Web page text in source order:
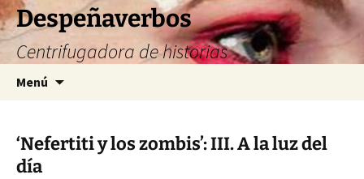
Saltar
al
contenido
Despeñaverbos
Centrifugadora de historias
Menú
‘Nefertiti y los zombis’: III. A la luz del
día